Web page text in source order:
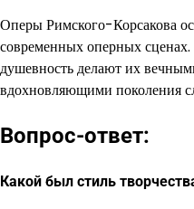
Оперы Римского-Корсакова
современных оперных
душевность делают их
вдохновляющими поколения
Вопрос-ответ:
Какой был стиль